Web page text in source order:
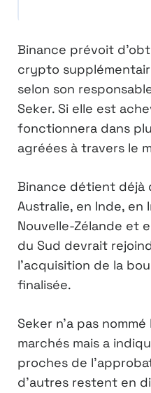
Binance prévoit
crypto
selon son
Seker. Si elle est
fonctionnera dans
agréées à travers le
Binance détient déjà
Australie, en Inde, en
Nouvelle-Zélande et
du Sud devrait
l’acquisition de la
finalisée.
Seker n’a pas
marchés mais a
proches de
d’autres restent en